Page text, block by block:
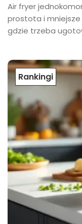
Air fryer
prostota i
gdzie trzeba
Rankingi